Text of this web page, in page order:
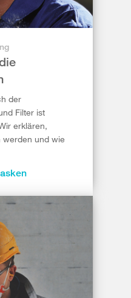
der
Filter ist
erklären,
werden und wie